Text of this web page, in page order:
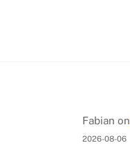
Fabian on
2026-08-06